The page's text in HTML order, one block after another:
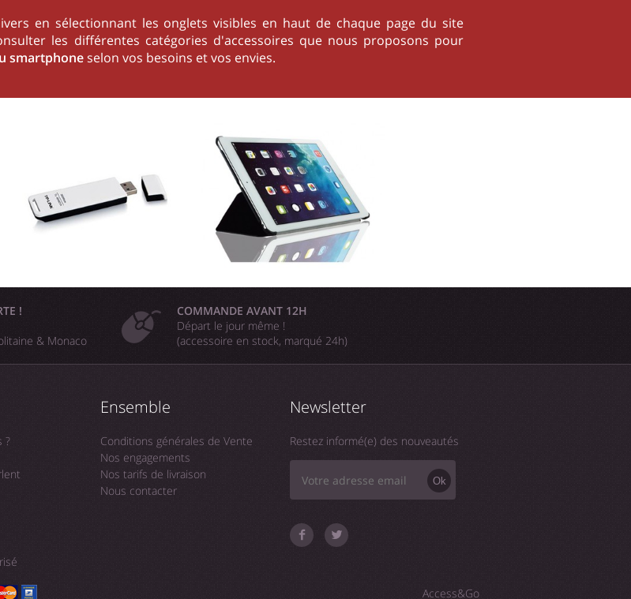
en sélectionnant les onglets visibles en haut de chaque page du site
les différentes catégories d'accessoires que nous proposons pour
smartphoneselon vos besoins et vos envies.
!
& Monaco
COMMANDE AVANT 12H
Départ le jour même !
(accessoire en stock, marqué 24h)
?
Ensemble
Conditions générales de Vente
Nos engagements
Nos tarifs de livraison
Nous contacter
Newsletter
Restez informé(e) des nouveautés
Ok
Access&Go